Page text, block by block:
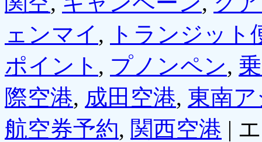
ェンマイ ,
トランジット
ポイント , プノンペン,
際空港, 成田空港, 東南
航空券予約, 関西空港 |